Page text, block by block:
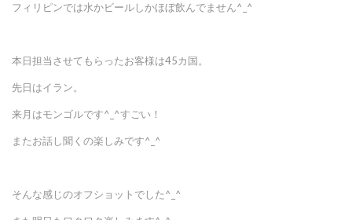
フィリピンでは水かビールしかほぼ飲んでません^_^
本日担当させてもらったお客様は45カ国。
先日はイラン。
来月はモンゴルです^_^すごい！
またお話し聞くの楽しみです^_^
そんな感じのオフショットでした^_^